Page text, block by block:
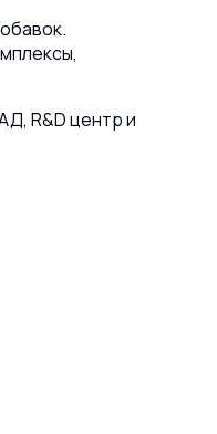
R&D центр и